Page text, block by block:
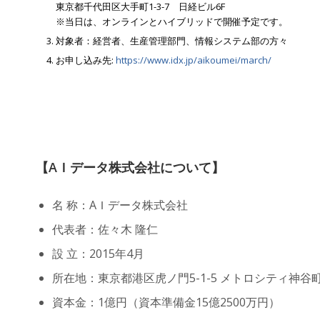
東京都千代田区大手町1-3-7 日経ビル6F
※当日は、オンラインとハイブリッドで開催予定です。
対象者：経営者、生産管理部門、情報システム部の方々
お申し込み先: https://www.idx.jp/aikoumei/march/
【AＩデータ株式会社について】
名 称：AＩデータ株式会社
代表者：佐々木 隆仁
設 立：2015年4月
所在地：東京都港区虎ノ門5-1-5 メトロシティ神谷
資本金：1億円（資本準備金15億2500万円）